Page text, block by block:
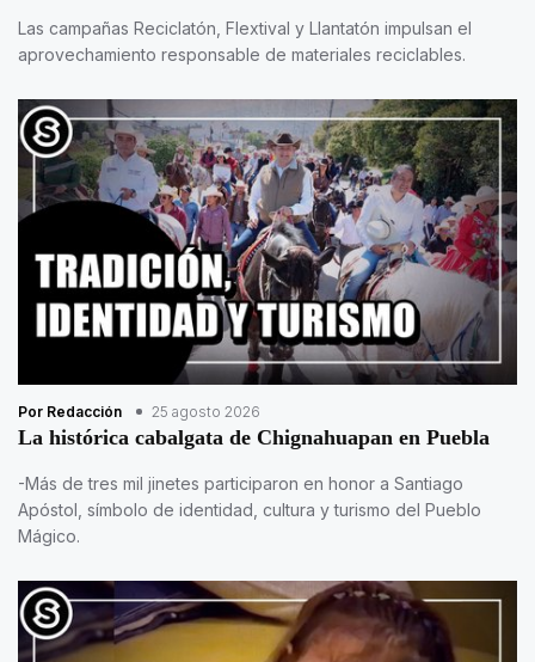
Las campañas Reciclatón, Flextival y Llantatón impulsan el
aprovechamiento responsable de materiales reciclables.
Por Redacción 25 agosto 2026
La histórica cabalgata de Chignahuapan en Puebla
-Más de tres mil jinetes participaron en honor a Santiago
Apóstol, símbolo de identidad, cultura y turismo del Pueblo
Mágico.